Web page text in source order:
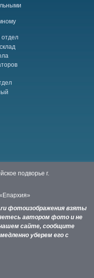
отдел
подворье г.
фотоизображения взяты
автором фото и не
сайте, сообщите
уберем его с